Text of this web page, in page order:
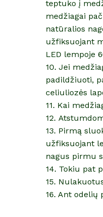
teptuko į
medžiagai
natūralios
užfiksuojant
LED lempoje
10. Jei
padildžiuoti,
celiuliozės
11. Kai
12.
13. Pirmą
užfiksuojant
nagus pirmu
14. Tokiu pat
15.
16. Ant odelių